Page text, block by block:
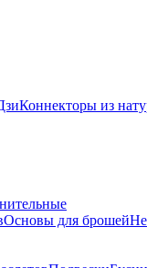
Коннекторы из
Основы для брошей